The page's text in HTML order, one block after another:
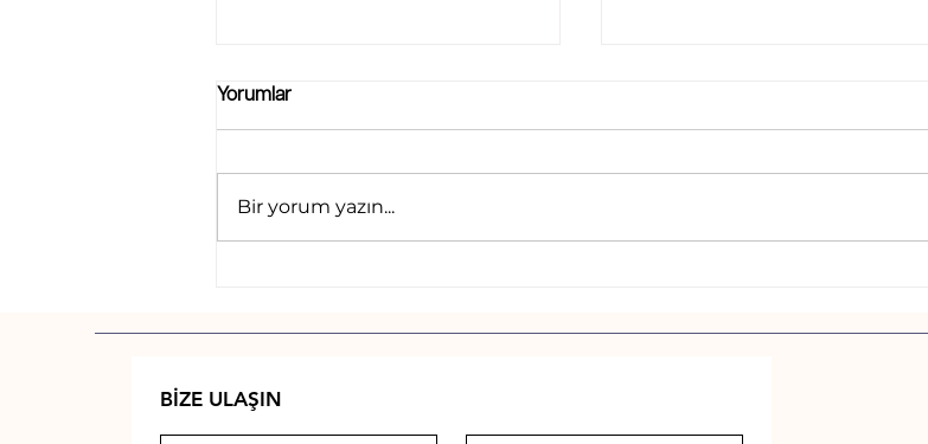
Yorumlar
Bir yorum yazın...
BİZE ULAŞIN